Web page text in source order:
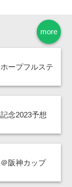
more
ープフルステ
念2023予想
阪神カップ